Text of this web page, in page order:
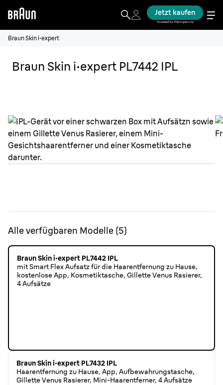
Jetzt kaufen
Powered by THG Ingenuity
Braun Skin i·expert
Braun Skin i·expert PL7442 IPL
Alle verfügbaren Modelle (5)
Braun Skin i·expert PL7442 IPL
mit Smart Flex Aufsatz für die Haarentfernung zu Hause,
kostenlose App, Kosmetiktasche, Gillette Venus Rasierer,
4 Aufsätze
Braun Skin i·expert PL7432 IPL
Haarentfernung zu Hause, App, Aufbewahrungstasche,
Gillette Venus Rasierer, Mini-Haarentferner, 4 Aufsätze